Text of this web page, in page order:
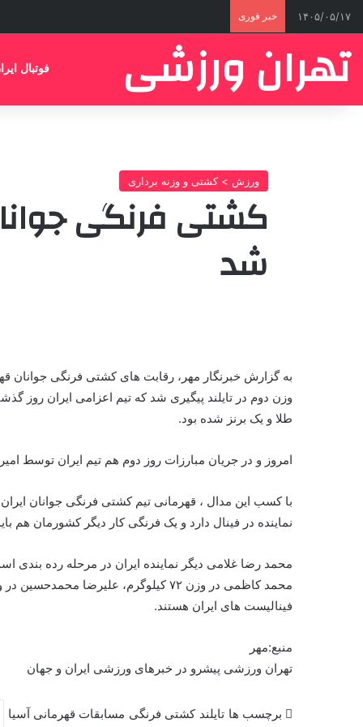
۱۴۰۵/۰۵/۱۷ خبر فوری
تهران ورزشی فوتبال
ورزش > کشتی و وزنه برداری
کشتی فرنگی
شد
طلا و یک برنز شده بود.
امروز و در جریان مبارزات روز دوم هم تیم ایران توسط امیرعلی حیدری در وزن ۶۰
نماینده در فینال دارد و یک فرنگی کار دیگر کشورمان هم
فینالیست های ایران هستند.
منبع:مهر
تهران ورزشی پیشرو در خبرهای ورزشی ایران و جهان
برچسب ها تایلند کشتی فرنگی مسابقات قهرمانی آسیا